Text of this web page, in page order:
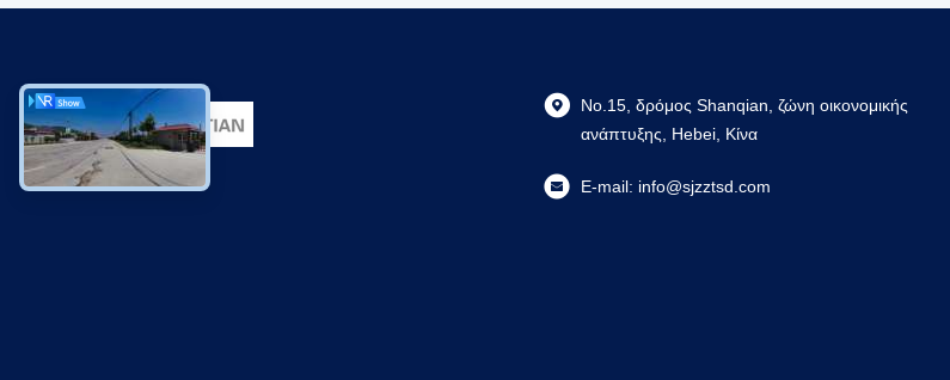
No.15, δρόμος Shanqian, ζώνη οικονομικής
ανάπτυξης, Hebei, Κίνα
E-mail: info@sjzztsd.com